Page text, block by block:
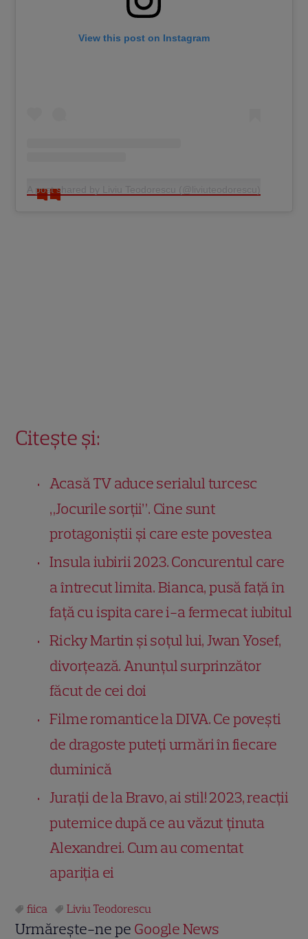
View this post on Instagram
A post shared by Liviu Teodorescu (@liviuteodorescu)
Citește și:
Acasă TV aduce serialul turcesc
„Jocurile sorții”. Cine sunt
protagoniștii și care este povestea
Insula iubirii 2023. Concurentul care
a întrecut limita. Bianca, pusă față în
față cu ispita care i-a fermecat iubitul
Ricky Martin și soțul lui, Jwan Yosef,
divorțează. Anunțul surprinzător
făcut de cei doi
Filme romantice la DIVA. Ce povești
de dragoste puteți urmări în fiecare
duminică
Jurații de la Bravo, ai stil! 2023, reacții
puternice după ce au văzut ținuta
Alexandrei. Cum au comentat
apariția ei
fiica Liviu Teodorescu
Urmărește-ne pe Google News